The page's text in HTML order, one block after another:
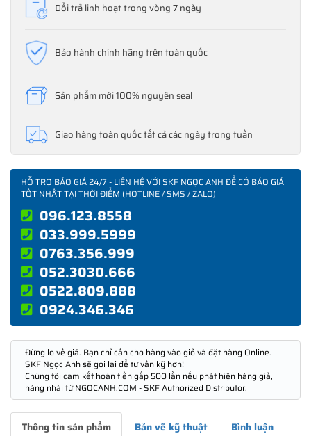
Đổi trả linh hoạt trong vòng 7 ngày
Bảo hành chính hãng trên toàn quốc
Sản phẩm mới 100% nguyên seal
Giao hàng toàn quốc tất cả các ngày trong tuần
HỖ TRỢ BÁO GIÁ 24/7 - LIÊN HỆ VỚI SKF NGỌC ANH ĐỂ CÓ BÁO GIÁ
TỐT NHẤT TẠI THỜI ĐIỂM (HOTLINE / SMS / ZALO)
096.123.8558
033.999.5999
0763.356.999
052.3030.666
0522.809.888
0924.346.346
Đừng lo về giá. Bạn chỉ cần cho hàng vào giỏ và đặt hàng Online.
SKF Ngọc Anh sẽ gọi lại để tư vấn kỹ hơn!
Chúng tôi cam kết hoàn tiền gấp 500 lần nếu phát hiện hàng giả,
hàng nhái từ NGOCANH.COM - SKF Authorized Distributor.
Thông tin sản phẩm Bản vẽ kỹ thuật Bình luận